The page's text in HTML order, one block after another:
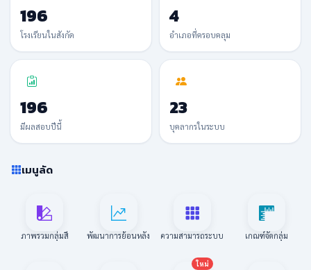
196
โรงเรียนในสังกัด
4
อำเภอที่ครอบคลุม
196
มีผลสอบปีนี้
23
บุคลากรในระบบ
เมนูลัด
ภาพรวมกลุ่มสี พัฒนาการย้อนหลัง ความสามารถระบบ เกณฑ์จัดกลุ่ม
ใหม่